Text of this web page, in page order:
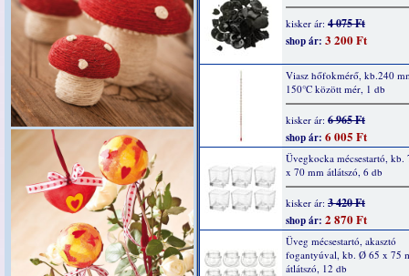
kisker ár: 4 075 Ft
shop ár: 3 200 Ft
Viasz hőfokmérő, kb.240
150°C között mér, 1 db
kisker ár: 6 965 Ft
shop ár: 6 005 Ft
Üvegkocka mécsestartó, kb.
x 70 mm átlátszó, 6 db
kisker ár: 3 420 Ft
shop ár: 2 870 Ft
Üveg mécsestartó, akasztó
fogantyúval, kb. Ø 65 x 75
átlátszó, 12 db